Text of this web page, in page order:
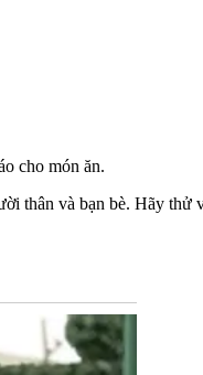
cho món ăn.
thân và bạn bè. Hãy